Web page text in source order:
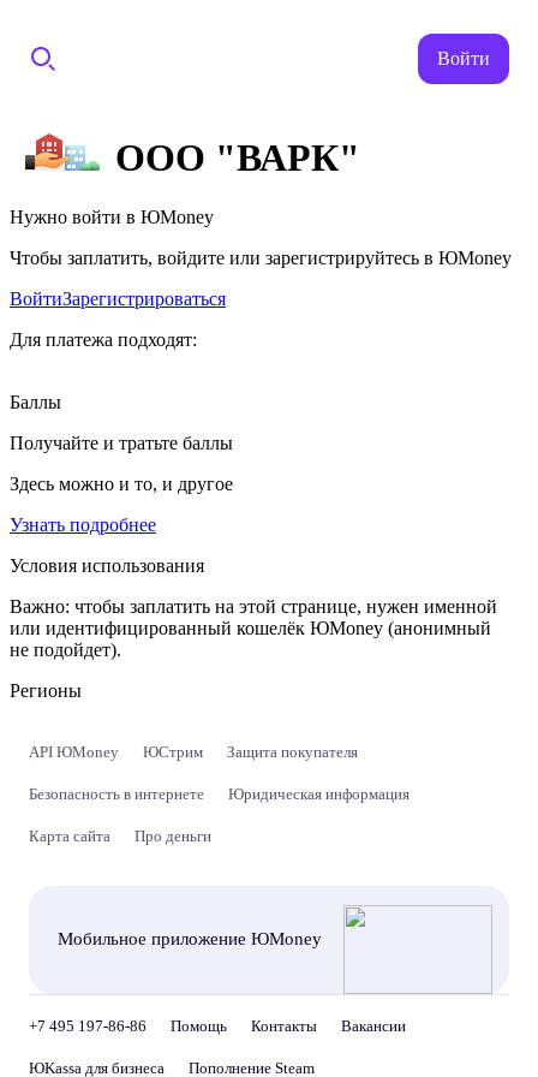
Войти
ООО "ВАРК"
Нужно войти в ЮMoney
Чтобы заплатить, войдите или зарегистрируйтесь в ЮMoney
ВойтиЗарегистрироваться
Для платежа подходят:
Баллы
Получайте и тратьте баллы
Здесь можно и то, и другое
Узнать подробнее
Условия использования
Важно: чтобы заплатить на этой странице, нужен именной
или идентифицированный кошелёк ЮMoney (анонимный
не подойдет).
Регионы
API ЮMoney ЮСтрим Защита покупателя
Безопасность в интернете Юридическая информация
Карта сайта Про деньги
Мобильное приложение ЮMoney
+7 495 197-86-86 Помощь Контакты Вакансии
ЮKassa для бизнеса Пополнение Steam